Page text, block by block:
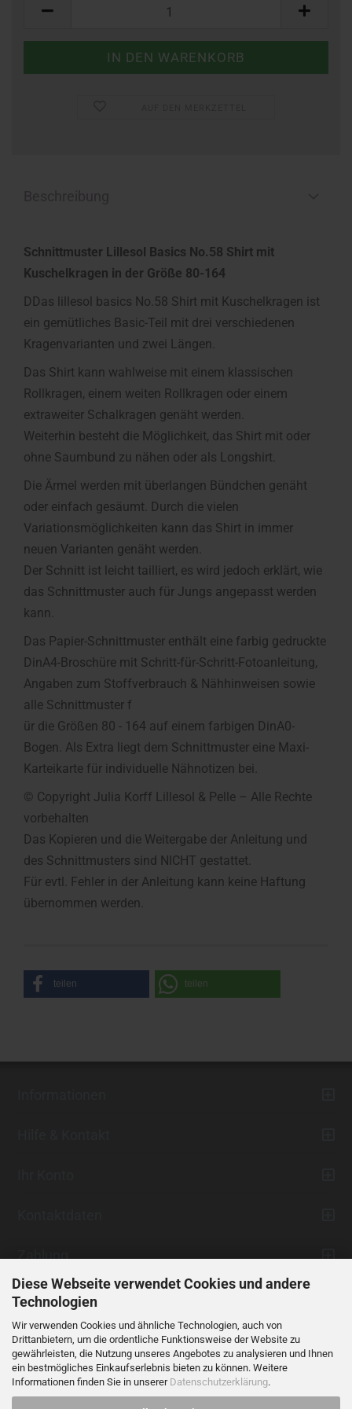
Diese Webseite verwendet Cookies und andere
Technologien
Wir verwenden Cookies und ähnliche Technologien, auch von
Drittanbietern, um die ordentliche Funktionsweise der Website zu
gewährleisten, die Nutzung unseres Angebotes zu analysieren und Ihnen
ein bestmögliches Einkaufserlebnis bieten zu können. Weitere
Informationen finden Sie in unserer Datenschutzerklärung.
Schnittmuster Lillesol Basics No.58 Shirt mit
Kuschelkragen in der Größe 80-164
DDas lillesol basics No.58 Shirt mit Kuschelkragen ist
ein gemütliches Basic-Teil mit drei verschiedenen
Kragenvarianten und zwei Längen.
Das Shirt kann wahlweise mit einem klassischen
Rollkragen, einem weiten Rollkragen oder einem
extraweiter Schalkragen genäht werden.
Weiterhin besteht die Möglichkeit, das Shirt mit oder
ohne Saumbund zu nähen oder als Longshirt.
Die Ärmel werden mit überlangen Bündchen genäht
oder einfach gesäumt. Durch die vielen
Variationsmöglichkeiten kann das Shirt in immer
neuen Varianten genäht werden.
Der Schnitt ist leicht tailliert, es wird jedoch erklärt, wie
das Schnittmuster auch für Jungs angepasst werden
kann.
Das Papier-Schnittmuster enthält eine farbig gedruckte
DinA4-Broschüre mit Schritt-für-Schritt-Fotoanleitung,
Angaben zum Stoffverbrauch & Nähhinweisen sowie
alle Schnittmuster f
ür die Größen 80 - 164 auf einem farbigen DinA0-
Bogen. Als Extra liegt dem Schnittmuster eine Maxi-
Karteikarte für individuelle Nähnotizen bei.
© Copyright Julia Korff Lillesol & Pelle – Alle Rechte
vorbehalten
Das Kopieren und die Weitergabe der Anleitung und
des Schnittmusters sind NICHT gestattet.
Für evtl. Fehler in der Anleitung kann keine Haftung
übernommen werden.
teilen teilen
Zahlung
Vertrag widerrufen